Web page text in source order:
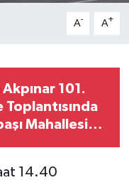
A- A+
Akpınar 101.
Toplantısında
Mahallesi
14.40